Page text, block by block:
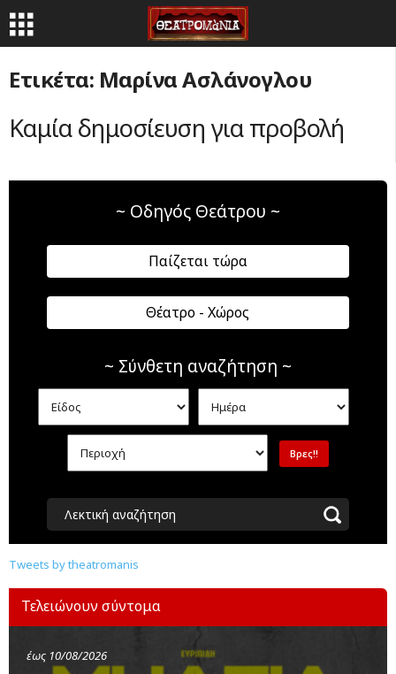
Ετικέτα: Μαρίνα Ασλάνογλου
Καμία δημοσίευση για προβολή
~ Οδηγός Θεάτρου ~
Παίζεται τώρα
Θέατρο - Χώρος
~ Σύνθετη αναζήτηση ~
Λεκτική αναζήτηση
Tweets by theatromanis
Τελειώνουν σύντομα
έως 10/08/2026